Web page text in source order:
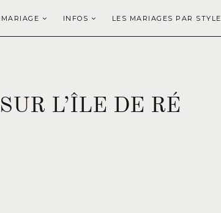
INFOS LES MARIAGES PAR STYLE
L’ÎLE DE RÉ